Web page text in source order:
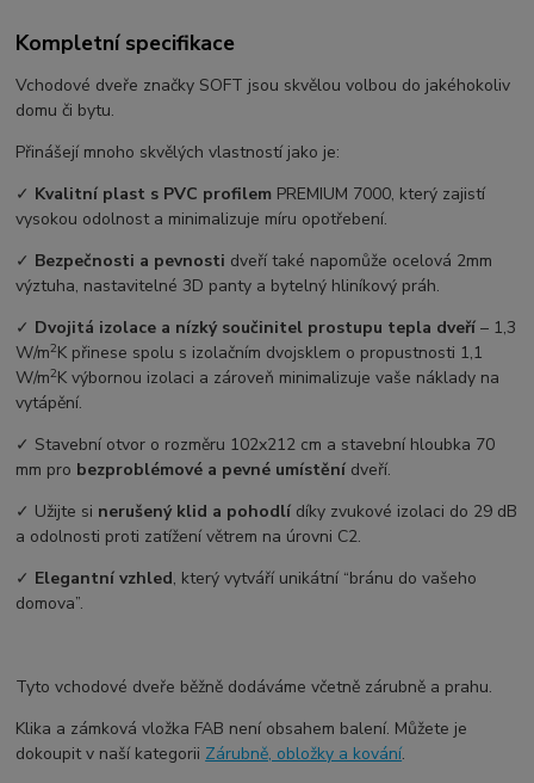
Kompletní specifikace
Vchodové dveře značky SOFT jsou skvělou volbou do jakéhokoliv
domu či bytu.
Přinášejí mnoho skvělých vlastností jako je:
✓ Kvalitní plast s PVC profilem PREMIUM 7000, který zajistí
vysokou odolnost a minimalizuje míru opotřebení.
✓ Bezpečnosti a pevnosti dveří také napomůže ocelová 2mm
výztuha, nastavitelné 3D panty a bytelný hliníkový práh.
✓ Dvojitá izolace a nízký součinitel prostupu tepla dveří –⁠ 1,3
W/m2K přinese spolu s izolačním dvojsklem o propustnosti 1,1
W/m2K výbornou izolaci a zároveň minimalizuje vaše náklady na
vytápění.
✓ Stavební otvor o rozměru 102x212 cm a stavební hloubka 70
mm pro bezproblémové a pevné umístění dveří.
✓ Užijte si nerušený klid a pohodlí díky zvukové izolaci do 29 dB
a odolnosti proti zatížení větrem na úrovni C2.
✓ Elegantní vzhled, který vytváří unikátní “bránu do vašeho
domova”.
Tyto vchodové dveře běžně dodáváme včetně zárubně a prahu.
Klika a zámková vložka FAB není obsahem balení. Můžete je
dokoupit v naší kategorii Zárubně, obložky a kování.